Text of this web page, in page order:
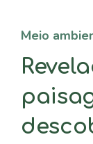
Meio